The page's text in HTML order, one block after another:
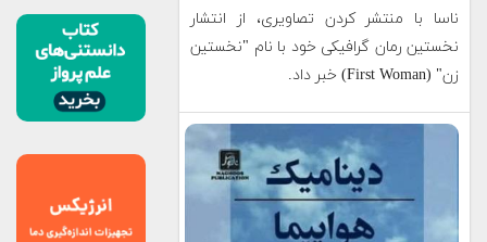
ناسا با منتشر کردن تصاویری، از انتشار
نخستین رمان گرافیکی خود با نام "نخستین
زن"‌ (First Woman) خبر داد.